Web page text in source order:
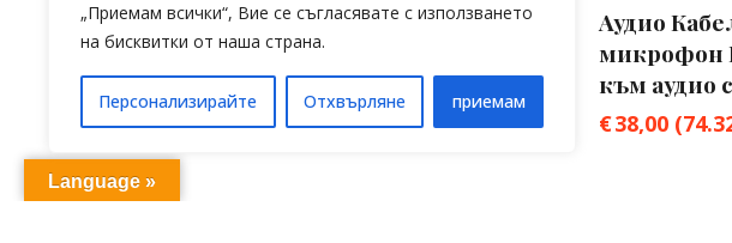
„Приемам всички“, Вие се съгласявате с използването
на бисквитки от наша страна.
Персонализирайте Отхвърляне приемам
Nalbantov AMP 8S система за
озвучаване на акордеон за
вграждане – само дясна ръка
€500,00 (977.92 лв.)
Аудио
микрофон
към аудио
€38,00
Language »